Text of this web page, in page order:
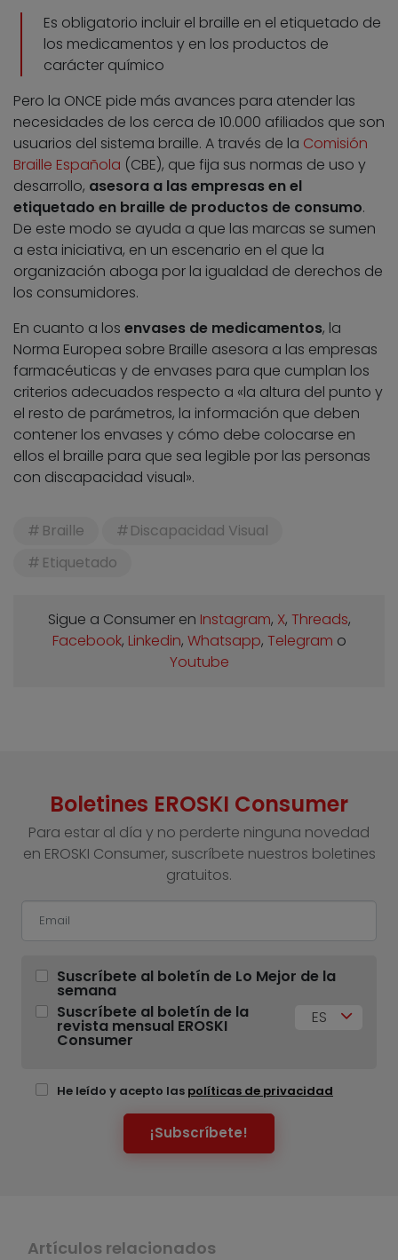
Es obligatorio incluir el braille en el etiquetado de
los medicamentos y en los productos de
carácter químico
Pero la ONCE pide más avances para atender las
necesidades de los cerca de 10.000 afiliados que son
usuarios del sistema braille. A través de la Comisión
Braille Española (CBE), que fija sus normas de uso y
desarrollo, asesora a las empresas en el
etiquetado en braille de productos de consumo.
De este modo se ayuda a que las marcas se sumen
a esta iniciativa, en un escenario en el que la
organización aboga por la igualdad de derechos de
los consumidores.
En cuanto a los envases de medicamentos, la
Norma Europea sobre Braille asesora a las empresas
farmacéuticas y de envases para que cumplan los
criterios adecuados respecto a «la altura del punto y
el resto de parámetros, la información que deben
contener los envases y cómo debe colocarse en
ellos el braille para que sea legible por las personas
con discapacidad visual».
Braille
Discapacidad Visual
Etiquetado
Sigue a Consumer en Instagram, X, Threads,
Facebook, Linkedin, Whatsapp, Telegram o
Youtube
Boletines EROSKI Consumer
Para estar al día y no perderte ninguna novedad
en EROSKI Consumer, suscríbete nuestros boletines
gratuitos.
Suscríbete al boletín de Lo Mejor de la
semana
Suscríbete al boletín de la
revista mensual EROSKI
Consumer
ES
He leído y acepto las políticas de privacidad
¡Subscríbete!
Artículos relacionados